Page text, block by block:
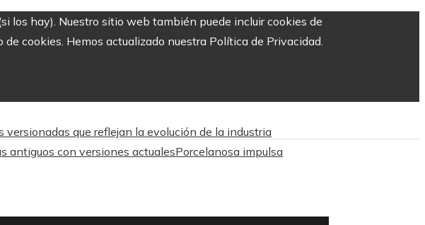
los hay). Nuestro sitio web también puede incluir cookies de
cookies. Hemos actualizado nuestra Política de Privacidad.
versionadas que reflejan la evolución de la industria
antiguos con versiones actualesPorcelanosa impulsa